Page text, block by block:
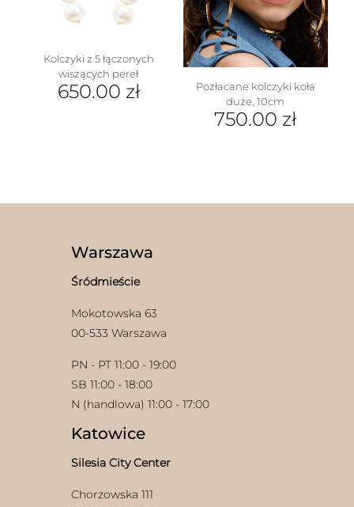
Kolczyki z 5 łączonych
wiszących pereł
650.00 zł
Pozłacane kolczyki koła
duże, 10cm
750.00 zł
Warszawa
Śródmieście
Mokotowska 63
00-533 Warszawa
PN - PT 11:00 - 19:00
SB 11:00 - 18:00
N (handlowa) 11:00 - 17:00
Katowice
Silesia City Center
Chorzowska 111